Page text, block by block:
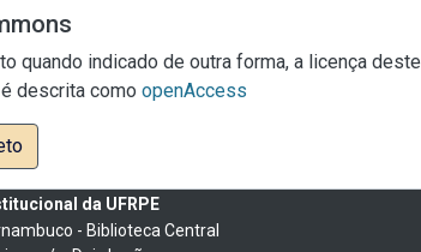
quando indicado de outra forma, a licença deste
descrita como openAccess
da UFRPE
- Biblioteca Central